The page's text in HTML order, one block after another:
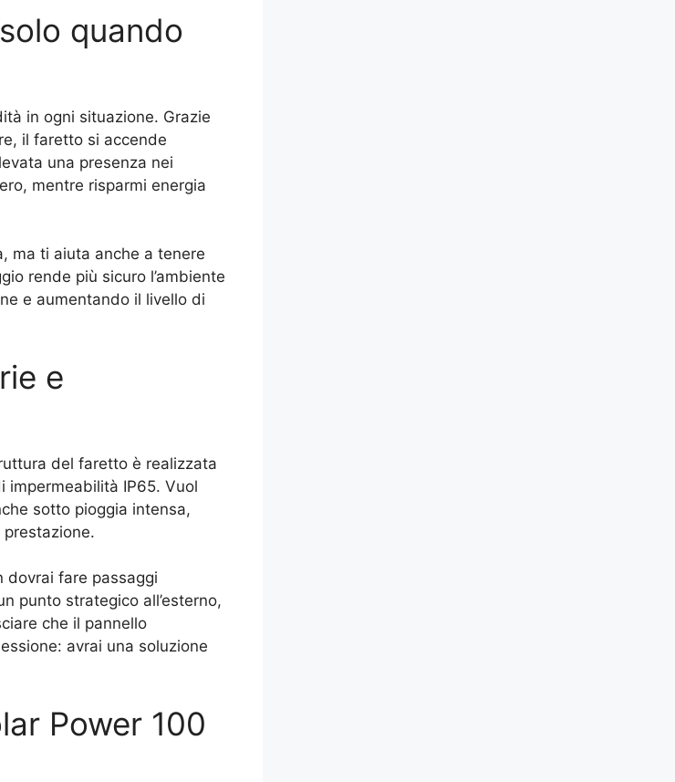
quando
in ogni situazione. Grazie
il faretto si accende
una presenza nei
mentre risparmi energia
ma ti aiuta anche a tenere
rende più sicuro l’ambiente
e aumentando il livello di
e
del faretto è realizzata
impermeabilità IP65. Vuol
sotto pioggia intensa,
dovrai fare passaggi
punto strategico all’esterno,
che il pannello
avrai una soluzione
Power 100